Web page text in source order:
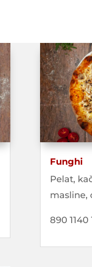
Funghi
Pelat,
masline,
890 1140